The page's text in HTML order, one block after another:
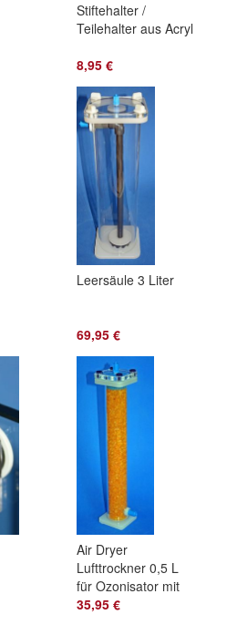
Stiftehalter /
Teilehalter aus Acryl
8,95 €
Leersäule 3 Liter
69,95 €
Air Dryer
Lufttrockner 0,5 L
für Ozonisator mit
Orange
35,95 €